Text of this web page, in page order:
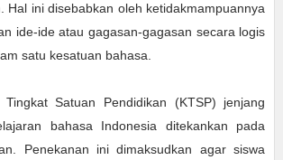
Hal ini disebabkan oleh ketidakmampuannya
ide-ide atau gagasan-gagasan secara logis
satu kesatuan bahasa.
Tingkat Satuan Pendidikan (KTSP) jenjang
bahasa Indonesia ditekankan pada
Penekanan ini dimaksudkan agar siswa